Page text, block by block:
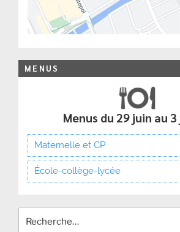
MENUS
Menus du 29 juin au
Maternelle et CP
École-collège-lycée